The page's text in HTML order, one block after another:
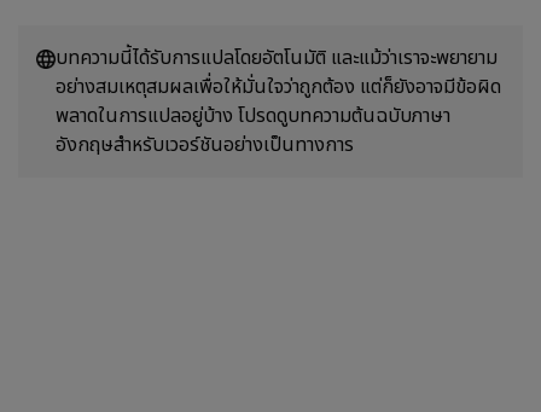
บทความนี้ได้รับการแปลโดยอัตโนมัติ และแม้ว่าเราจะพยายาม
อย่างสมเหตุสมผลเพื่อให้มั่นใจว่าถูกต้อง แต่ก็ยังอาจมีข้อผิด
พลาดในการแปลอยู่บ้าง โปรดดูบทความต้นฉบับภาษา
อังกฤษสำหรับเวอร์ชันอย่างเป็นทางการ